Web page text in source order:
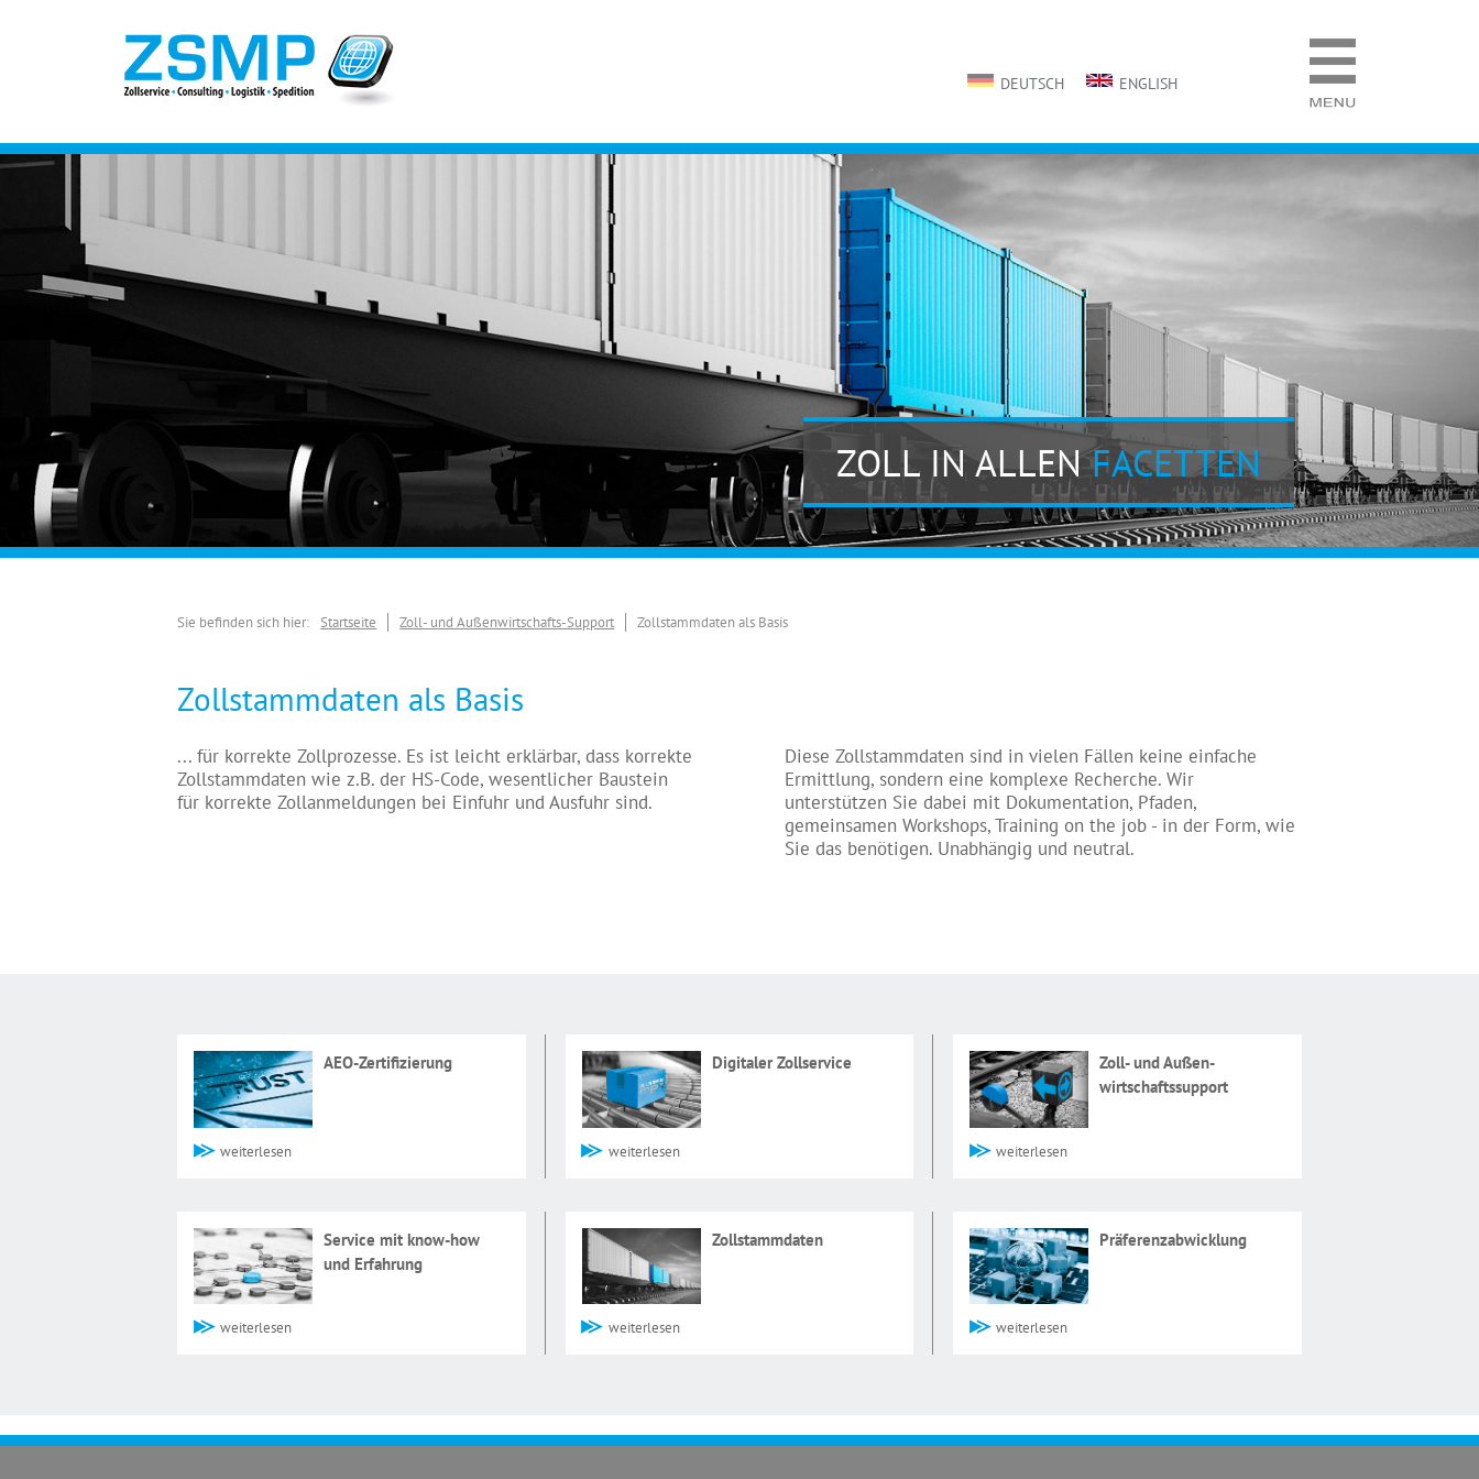
DEUTSCH ENGLISH
ZOLL IN ALLENFACETTEN
Sie befinden sich hier: Startseite Zoll- und Außenwirtschafts-Support Zollstammdaten als Basis
Zollstammdaten als Basis
... für korrekte Zollprozesse. Es ist leicht erklärbar, dass korrekte
Zollstammdaten wie z.B. der HS-Code, wesentlicher Baustein
für korrekte Zollanmeldungen bei Einfuhr und Ausfuhr sind.
Diese Zollstammdaten sind in vielen Fällen keine einfache
Ermittlung, sondern eine komplexe Recherche. Wir
unterstützen Sie dabei mit Dokumentation, Pfaden,
gemeinsamen Workshops, Training on the job - in der Form, wie
Sie das benötigen. Unabhängig und neutral.
AEO-Zertifizierung
weiterlesen
Digitaler Zollservice
weiterlesen
Zoll- und Außen­
wirtschaftssupport
weiterlesen
Service mit know-how
und Erfahrung
weiterlesen
Zollstammdaten
weiterlesen
Präferenzabwicklung
weiterlesen